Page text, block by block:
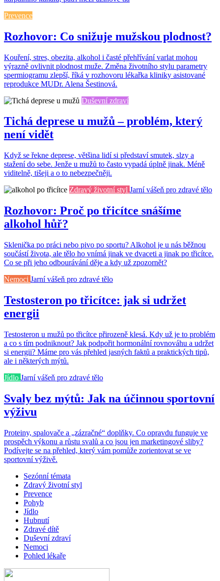
Prevence
Rozhovor: Co snižuje mužskou plodnost?
Kouření, stres, obezita, alkohol i časté přehřívání varlat mohou
výrazně ovlivnit plodnost muže. Změna životního stylu parametry
spermiogramu zlepší, říká v rozhovoru lékařka kliniky asistované
reprodukce MUDr. Alena Šestinová.
Duševní zdraví
Tichá deprese u mužů – problém, který
není vidět
Když se řekne deprese, většina lidí si představí smutek, slzy a
stažení do sebe. Jenže u mužů to často vypadá úplně jinak. Méně
viditelně, tišeji a o to nebezpečněji.
Zdravý životní styl Jarní vášeň pro zdravé tělo
Rozhovor: Proč po třicítce snášíme
alkohol hůř?
Sklenička po práci nebo pivo po sportu? Alkohol je u nás běžnou
součástí života, ale tělo ho vnímá jinak ve dvaceti a jinak po třicítce.
Co se při jeho odbourávání děje a kdy už zpozornět?
Nemoci Jarní vášeň pro zdravé tělo
Testosteron po třicítce: jak si udržet
energii
Testosteron u mužů po třicítce přirozeně klesá. Kdy už je to problém
a co s tím podniknout? Jak podpořit hormonální rovnováhu a udržet
si energii? Máme pro vás přehled jasných faktů a praktických tipů,
ale i některých mýtů.
Jídlo Jarní vášeň pro zdravé tělo
Svaly bez mýtů: Jak na účinnou sportovní
výživu
Proteiny, spalovače a „zázračné“ doplňky. Co opravdu funguje ve
prospěch výkonu a růstu svalů a co jsou jen marketingové sliby?
Podívejte se na přehled, který vám pomůže zorientovat se ve
sportovní výživě.
Sezónní témata
Zdravý životní styl
Prevence
Pohyb
Jídlo
Hubnutí
Zdravé dítě
Duševní zdraví
Nemoci
Pohled lékaře